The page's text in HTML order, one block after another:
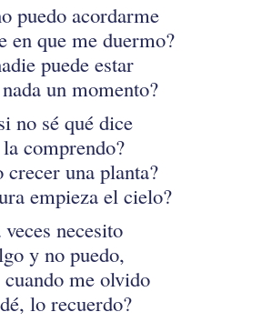
puedo acordarme
en que me duermo?
puede estar
un momento?
no sé qué dice
comprendo?
crecer una planta?
empieza el cielo?
necesito
y no puedo,
cuando me olvido
lo recuerdo?